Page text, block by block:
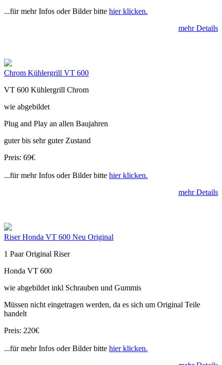
...für mehr Infos oder Bilder bitte hier klicken.
mehr Details
Chrom Kühlergrill VT 600
VT 600 Kühlergrill Chrom
wie abgebildet
Plug and Play an allen Baujahren
guter bis sehr guter Zustand
Preis: 69€
...für mehr Infos oder Bilder bitte hier klicken.
mehr Details
Riser Honda VT 600 Neu Original
1 Paar Original Riser
Honda VT 600
wie abgebildet inkl Schrauben und Gummis
Müssen nicht eingetragen werden, da es sich um Original Teile
handelt
Preis: 220€
...für mehr Infos oder Bilder bitte hier klicken.